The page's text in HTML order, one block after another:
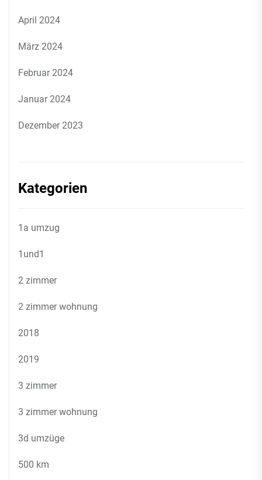
April 2024
März 2024
Februar 2024
Januar 2024
Dezember 2023
Kategorien
1a umzug
1und1
2 zimmer
2 zimmer wohnung
2018
2019
3 zimmer
3 zimmer wohnung
3d umzüge
500 km